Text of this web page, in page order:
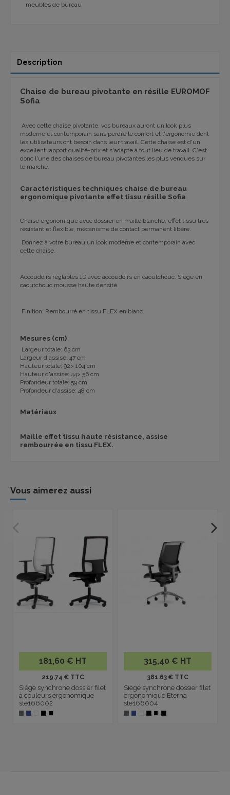
meubles de bureau
Description
Chaise de bureau pivotante en résille EUROMOF
Sofia
Avec cette chaise pivotante, vos bureaux auront un look plus
moderne et contemporain sans perdre le confort et l'ergonomie dont
les utilisateurs ont besoin dans leur travail. Cette chaise est d'un
excellent rapport qualité-prix et s'adapte à tout lieu de travail. C'est
donc l'une des chaises de bureau pivotantes les plus vendues sur
le marché.
Caractéristiques techniques chaise de bureau
ergonomique pivotante effet tissu résille Sofia
Chaise ergonomique avec dossier en maille blanche, effet tissu très
résistant et flexible, mécanisme de contact permanent libéré.
Donnez à votre bureau un look moderne et contemporain avec
cette chaise.
Accoudoirs réglables 1D avec accoudoirs en caoutchouc. Siège en
caoutchouc mousse haute densité.
Finition: Rembourré en tissu FLEX en blanc.
Mesures (cm)
Largeur totale: 63 cm
Largeur d'assise: 47 cm
Hauteur totale: 92> 104 cm
Hauteur d'assise: 44> 56 cm
Profondeur totale: 59 cm
Profondeur d'assise: 48 cm
Matériaux
Maille effet tissu haute résistance, assise
rembourrée en tissu FLEX.
Vous aimerez aussi
181,60 € HT
219.74 € TTC
Siège synchrone dossier filet
à couleurs ergonomique
ste166002
315,40 € HT
381.63 € TTC
Siège synchrone dossier filet
ergonomique Eterna
ste166004